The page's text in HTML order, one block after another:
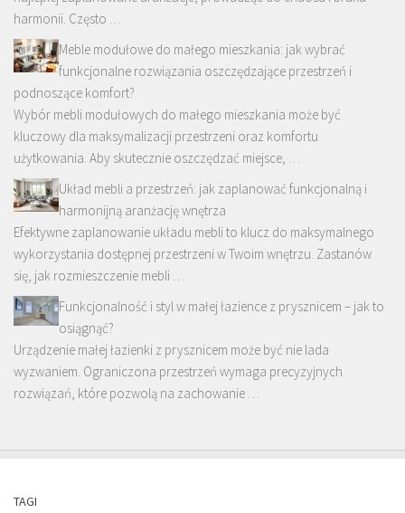
harmonii. Często …
Meble modułowe do małego mieszkania: jak wybrać
funkcjonalne rozwiązania oszczędzające przestrzeń i
podnoszące komfort?
Wybór mebli modułowych do małego mieszkania może być
kluczowy dla maksymalizacji przestrzeni oraz komfortu
użytkowania. Aby skutecznie oszczędzać miejsce, …
Układ mebli a przestrzeń: jak zaplanować funkcjonalną i
harmonijną aranżację wnętrza
Efektywne zaplanowanie układu mebli to klucz do maksymalnego
wykorzystania dostępnej przestrzeni w Twoim wnętrzu. Zastanów
się, jak rozmieszczenie mebli …
Funkcjonalność i styl w małej łazience z prysznicem – jak to
osiągnąć?
Urządzenie małej łazienki z prysznicem może być nie lada
wyzwaniem. Ograniczona przestrzeń wymaga precyzyjnych
rozwiązań, które pozwolą na zachowanie …
TAGI